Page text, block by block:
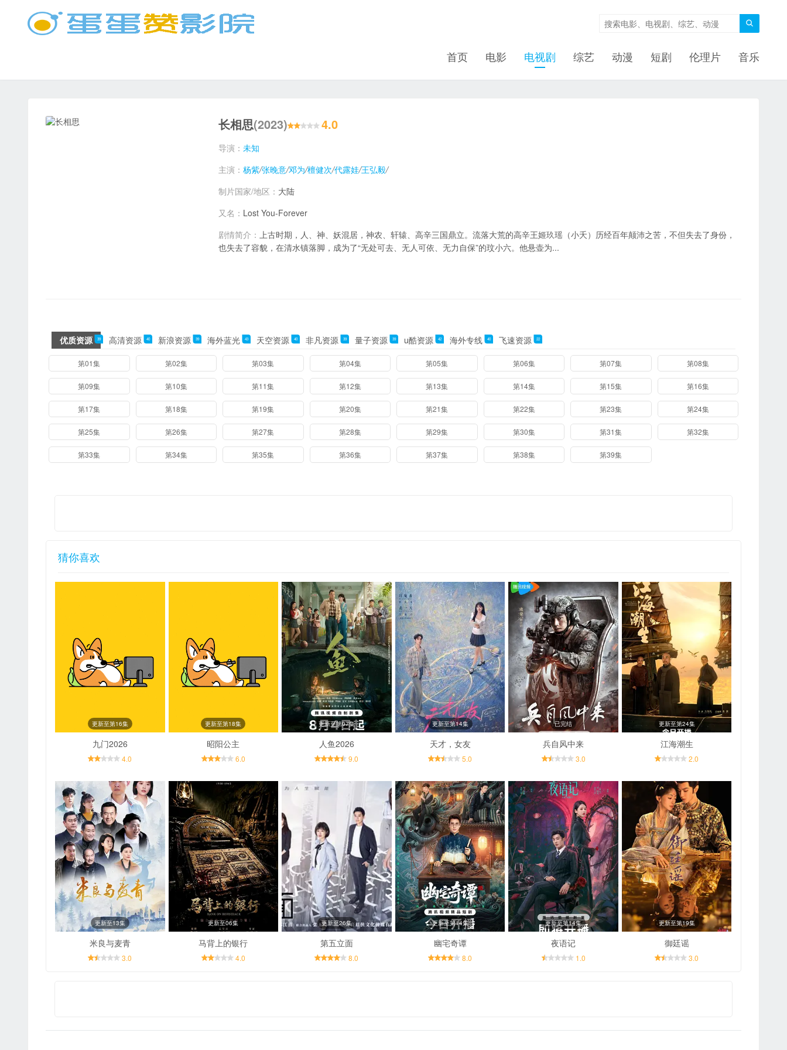

首页 电影 电视剧 综艺 动漫 短剧 伦理片 音乐
长相思(2023) 4.0
导演： 未知
主演： 杨紫/张晚意/邓为/檀健次/代露娃/王弘毅/
制片国家/地区： 大陆
又名： Lost You-Forever
剧情简介： 上古时期，人、神、妖混居，神农、轩辕、高辛三国鼎立。流落大荒的高辛王姬玖瑶（小夭）历经百年颠沛之苦，不但失去了身份，
也失去了容貌，在清水镇落脚，成为了“无处可去、无人可依、无力自保”的玟小六。他悬壶为...
优质资源 39 高清资源 40 新浪资源 39 海外蓝光 43 天空资源 40 非凡资源 39 量子资源 39 u酷资源 42 海外专线 40 飞速资源 22
第01集 第02集 第03集 第04集 第05集 第06集 第07集 第08集
第09集 第10集 第11集 第12集 第13集 第14集 第15集 第16集
第17集 第18集 第19集 第20集 第21集 第22集 第23集 第24集
第25集 第26集 第27集 第28集 第29集 第30集 第31集 第32集
第33集 第34集 第35集 第36集 第37集 第38集 第39集
猜你喜欢
更新至第16集
九门2026
4.0
更新至第18集
昭阳公主
6.0
更新至第07集
人鱼2026
9.0
更新至第14集
天才，女友
5.0
已完结
兵自风中来
3.0
更新至第24集
江海潮生
2.0
更新至13集
米良与麦青
3.0
更新至06集
马背上的银行
4.0
更新至26集
第五立面
8.0
更新至第14集
幽宅奇谭
8.0
更新至第14集
夜语记
1.0
更新至第19集
御廷谣
3.0